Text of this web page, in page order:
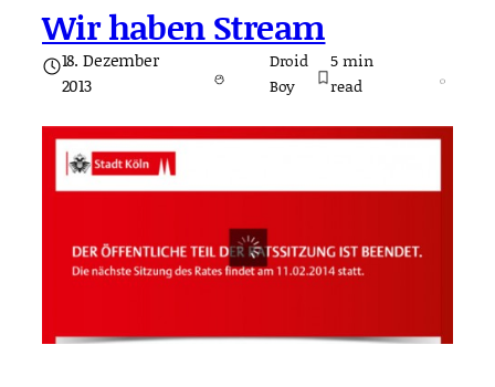
Wir haben Stream
18. Dezember
2013
Droid
Boy
5min
read